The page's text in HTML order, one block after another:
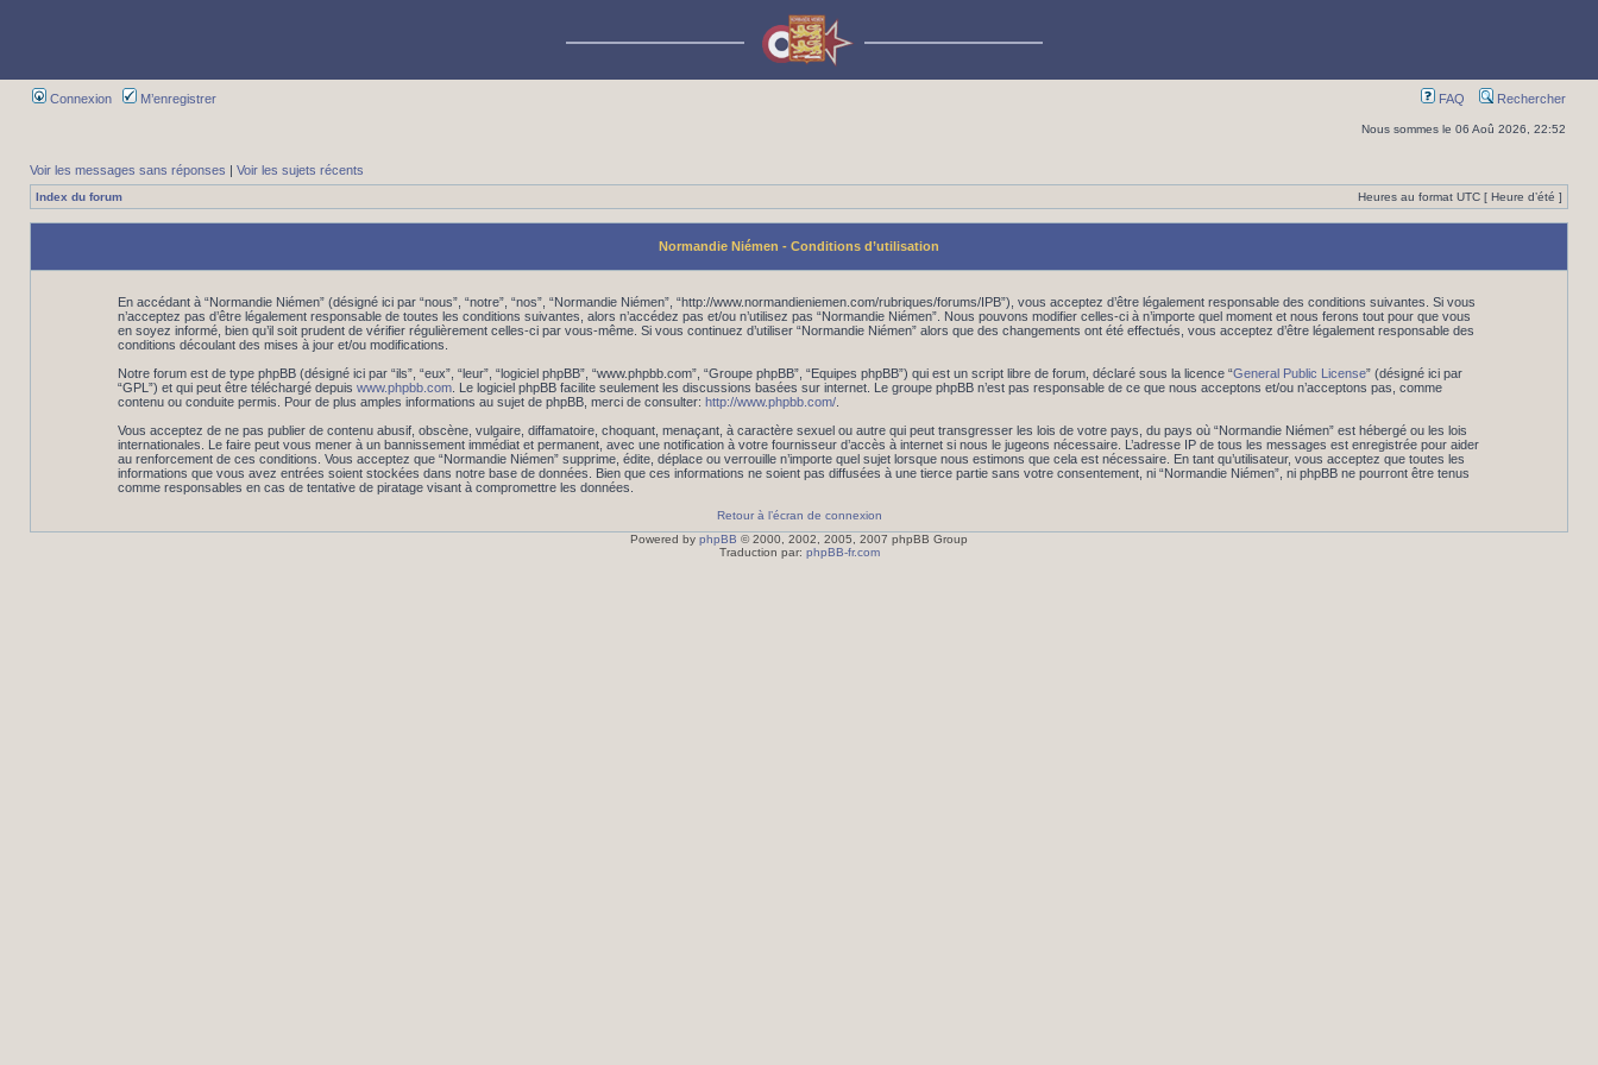
Connexion M’enregistrer FAQ Rechercher
Nous sommes le 06 Aoû 2026, 22:52
Voir les messages sans réponses | Voir les sujets récents
Index du forum Heures au format UTC [ Heure d’été ]
Normandie Niémen - Conditions d’utilisation
En accédant à “Normandie Niémen” (désigné ici par “nous”, “notre”, “nos”, “Normandie Niémen”, “http://www.normandieniemen.com/rubriques/forums/IPB”), vous acceptez d’être légalement responsable des conditions suivantes. Si vous
n’acceptez pas d’être légalement responsable de toutes les conditions suivantes, alors n’accédez pas et/ou n’utilisez pas “Normandie Niémen”. Nous pouvons modifier celles-ci à n’importe quel moment et nous ferons tout pour que vous
en soyez informé, bien qu’il soit prudent de vérifier régulièrement celles-ci par vous-même. Si vous continuez d’utiliser “Normandie Niémen” alors que des changements ont été effectués, vous acceptez d’être légalement responsable des
conditions découlant des mises à jour et/ou modifications.
Notre forum est de type phpBB (désigné ici par “ils”, “eux”, “leur”, “logiciel phpBB”, “www.phpbb.com”, “Groupe phpBB”, “Equipes phpBB”) qui est un script libre de forum, déclaré sous la licence “General Public License” (désigné ici par
“GPL”) et qui peut être téléchargé depuis www.phpbb.com. Le logiciel phpBB facilite seulement les discussions basées sur internet. Le groupe phpBB n’est pas responsable de ce que nous acceptons et/ou n’acceptons pas, comme
contenu ou conduite permis. Pour de plus amples informations au sujet de phpBB, merci de consulter: http://www.phpbb.com/.
Vous acceptez de ne pas publier de contenu abusif, obscène, vulgaire, diffamatoire, choquant, menaçant, à caractère sexuel ou autre qui peut transgresser les lois de votre pays, du pays où “Normandie Niémen” est hébergé ou les lois
internationales. Le faire peut vous mener à un bannissement immédiat et permanent, avec une notification à votre fournisseur d’accès à internet si nous le jugeons nécessaire. L’adresse IP de tous les messages est enregistrée pour aider
au renforcement de ces conditions. Vous acceptez que “Normandie Niémen” supprime, édite, déplace ou verrouille n’importe quel sujet lorsque nous estimons que cela est nécessaire. En tant qu’utilisateur, vous acceptez que toutes les
informations que vous avez entrées soient stockées dans notre base de données. Bien que ces informations ne soient pas diffusées à une tierce partie sans votre consentement, ni “Normandie Niémen”, ni phpBB ne pourront être tenus
comme responsables en cas de tentative de piratage visant à compromettre les données.
Retour à l’écran de connexion
Powered by phpBB © 2000, 2002, 2005, 2007 phpBB Group
Traduction par: phpBB-fr.com